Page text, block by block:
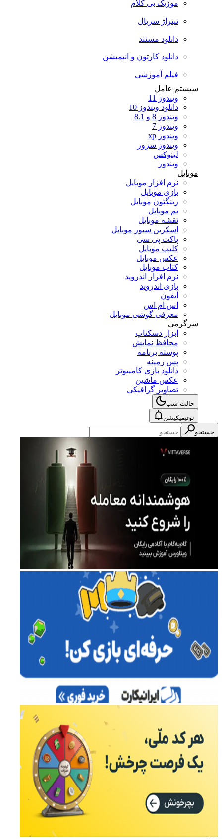
موزیک بی کلام
تیتراژ سریال
دانلود مستند
دانلود کارتون و انیمیشن
فیلم آموزشی
سیستم عامل
ویندوز 11
دانلود ویندوز 10
ویندوز 8 و 8.1
ویندوز 7
ویندوز xp
ویندوز سرور
لینوکس
ویندوز
موبایل
نرم افزار موبایل
بازی موبایل
رینگتون موبایل
تم موبایل
نقشه موبایل
اسکرین سیور موبایل
پاکت پی سی
کلیپ موبایل
عکس موبایل
کتاب موبایل
نرم افزار اندروید
بازی اندروید
آیفون
اس ام اس
معرفی گوشی موبایل
سرگرمی
ابزار دسکتاپ
محافظ نمایش
پوسته برنامه
پس زمینه
دانلود بازی کامپیوتر
عکس ماشین
تصاویر گرافیکی
حالت شب
نوتیفیکیشن
جستجو